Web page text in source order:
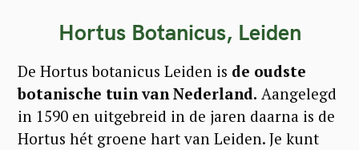
Hortus Botanicus, Leiden
De Hortus botanicus Leiden is de oudste
botanische tuin van Nederland. Aangelegd
in 1590 en uitgebreid in de jaren daarna is de
Hortus hét groene hart van Leiden. Je kunt